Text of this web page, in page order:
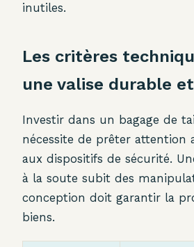
inutiles.
Les critères
une valise durable
Investir dans un bagage de
nécessite de prêter attention
aux dispositifs de sécurité.
à la soute subit des
conception doit garantir la
biens.